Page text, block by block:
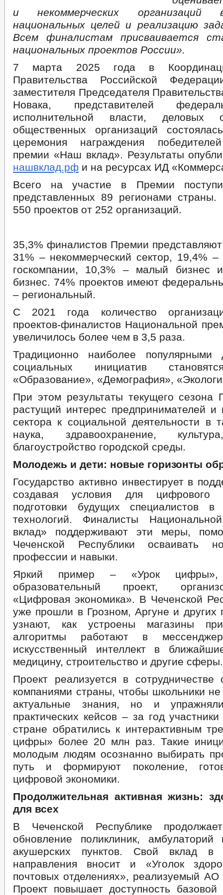
МУНИЦИПАЛЬНЫЕ УСЛУГИ МУНИЦИПАЛЬНЫЕ УСЛУГИ
ПРАВОВЫЕ ОСНОВЫ МУНИЦИПАЛЬНОЙ СЛУЖБЫ
_
МУНИЦИПАЛЬНЫЕ ПРАВОВЫЕ АКТЫ
ПРАВОВЫЕ ОСНОВЫ
МУНИЦИПАЛЬНАЯ ПРОГРАММА РАЗВИТИЯ МУНИЦИПАЛЬНОЙ
СВЕДЕНИЯ О ЧИСЛЕННОСТИ РАБОТНИКОВ ОРГАНОВ МЕСТНОГО
МУНИЦИПАЛЬНЫЙ КАДРОВЫЙ РЕЗЕРВ НА ДОЛЖНОСТИ
ПОРЯДОК ПОСТУПЛЕНИЯ НА МУНИЦИПАЛЬНУЮ СЛУЖБУ, ЕЕ
ИНФОРМАЦИЯ О КОНКУРСАХ НА ЗАМЕЩЕНИЕ ВАКАНТНЫХ
БЮДЖЕТ
БЮДЖЕТ ПО ГОДАМ
ОТЧЕТ ОБ ИСПОЛНЕНИИ БЮДЖЕТА
ПРИЕМ ГРАЖДАН
ОБРАЩЕНИЕ К МЭРИИ ГРАФИК ПРИЕМА ГРАЖДАН
ФОРМА ОБРАЩЕНИЙ И ЗАЯВЛЕНИЙ
ПОРЯДОК
и некоммерческих организаций
национальных целей и реализацию
Всем финалистам присваивается
национальных проектов России».
7 марта 2025 года в
Правительства Российской
заместителя Председателя
Новака, представителей
исполнительной власти, деловых
общественных организаций
церемония награждения
премии «Наш вклад». Результаты
нашвклад.рф и на ресурсах ИД
Всего на участие в Премии
представленных 89 регионами
550 проектов от 252 организаций.
35,3% финалистов Премии
31% – некоммерческий сектор, 19,4% –
госкомпании, 10,3% – малый бизнес
бизнес. 74% проектов имеют
– региональный.
С 2021 года количество
проектов-финалистов Национальной
увеличилось более чем в 3,5 раза.
Традиционно наиболее популярными
социальных инициатив
«Образование», «Демография»,
При этом результаты текущего сезона
растущий интерес предпринимателей и
сектора к социальной деятельности в
наука, здравоохранение,
благоустройство городской среды.
Молодежь и дети: новые горизонты
Государство активно инвестирует в
создавая условия для цифрового
подготовки будущих специалистов
технологий. Финалисты
вклад» поддерживают эти меры,
Чеченской Республики осваивать
профессии и навыки.
Яркий пример – «Урок цифры»,
образовательный проект,
«Цифровая экономика». В Чеченской
уже прошли в Грозном, Аргуне и других
узнают, как устроены магазины
алгоритмы работают в
искусственный интеллект в
медицину, строительство и другие сферы.
Проект реализуется в
компаниями страны, чтобы школьники не
актуальные знания, но и
практических кейсов – за год
стране обратились к интерактивным
цифры» более 20 млн раз. Такие
молодым людям осознанно выбирать
путь и формируют поколение,
цифровой экономики.
Продолжительная активная жизнь:
для всех
В Чеченской Республике
обновление поликлиник,
акушерских пунктов. Свой вклад в
направления вносит и «Уголок
почтовых отделениях», реализуемый
Проект повышает доступность базовой